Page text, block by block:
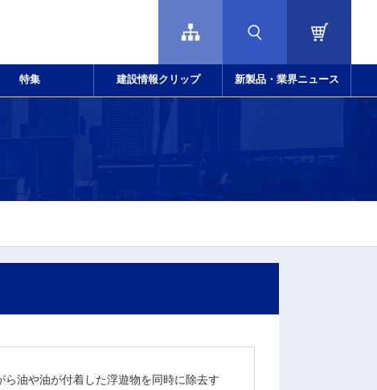
特集 建設情報クリップ 新製品・業界ニュース
油や油が付着した浮遊物を同時に除去す